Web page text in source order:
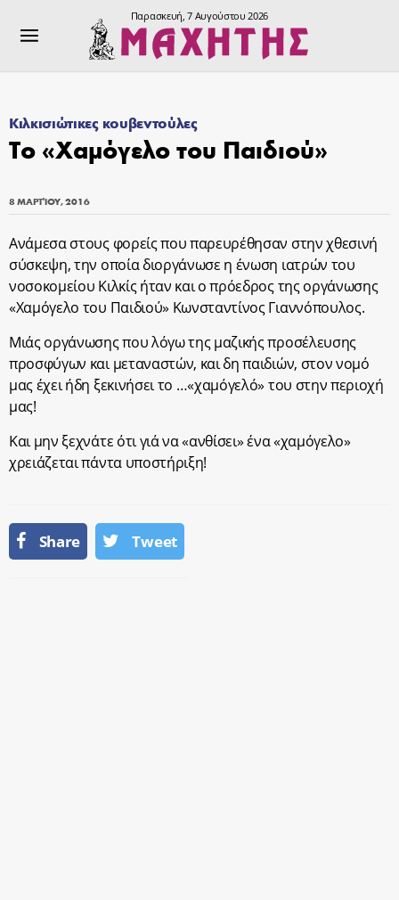
Παρασκευή, 7 Αυγούστου 2026
Κιλκισιώτικες κουβεντούλες
Το «Χαμόγελο του Παιδιού»
8 ΜΑΡΤΊΟΥ, 2016
Ανάμεσα στους φορείς που παρευρέθησαν στην χθεσινή
σύσκεψη, την οποία διοργάνωσε η ένωση ιατρών του
νοσοκομείου Κιλκίς ήταν και ο πρόεδρος της οργάνωσης
«Χαμόγελο του Παιδιού» Κωνσταντίνος Γιαννόπουλος.
Μιάς οργάνωσης που λόγω της μαζικής προσέλευσης
προσφύγων και μεταναστών, και δη παιδιών, στον νομό
μας έχει ήδη ξεκινήσει το …«χαμόγελό» του στην περιοχή
μας!
Και μην ξεχνάτε ότι γιά να «ανθίσει» ένα «χαμόγελο»
χρειάζεται πάντα υποστήριξη!
Share Tweet